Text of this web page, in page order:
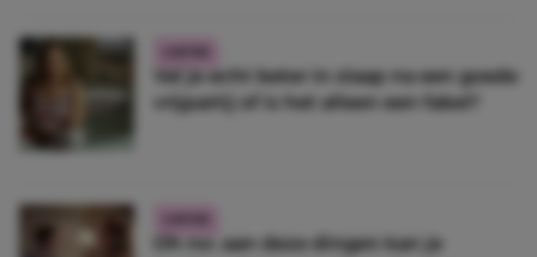
Val je echt beter in slaap na een goede
vrijpartij of is het alleen een fabel?
Oh no: aan deze dingen kan je